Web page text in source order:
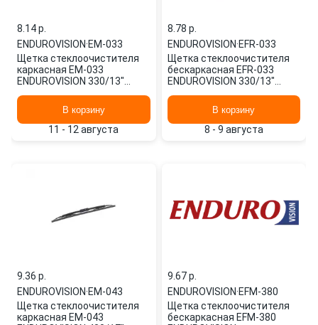
8.14 p.
ENDUROVISION·EM-033
Щетка стеклоочистителя
каркасная EM-033
ENDUROVISION 330/13"
В корзину
11 - 12 августа
8.78 p.
ENDUROVISION·EFR-033
Щетка стеклоочистителя
бескаркасная EFR-033
ENDUROVISION 330/13"
В корзину
8 - 9 августа
9.36 p.
ENDUROVISION·EM-043
Щетка стеклоочистителя
каркасная EM-043
9.67 p.
ENDUROVISION·EFM-380
Щетка стеклоочистителя
бескаркасная EFM-380